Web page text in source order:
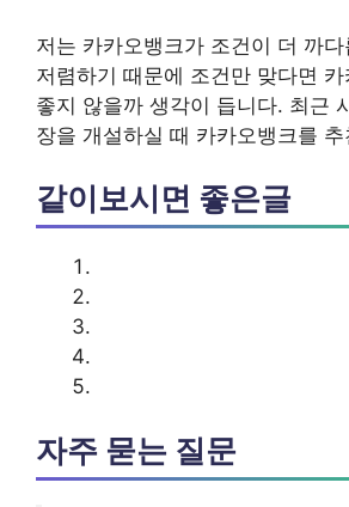
저는 카카오뱅크가 조건이 더 까
저렴하기 때문에 조건만 맞다면
좋지 않을까 생각이 듭니다. 최근
장을 개설하실 때 카카오뱅크를
같이보시면 좋은글
자주 묻는 질문